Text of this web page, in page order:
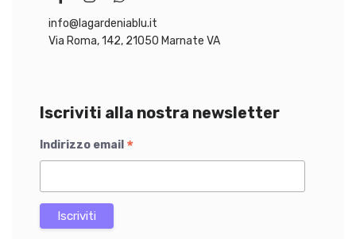
info@lagardeniablu.it
Via Roma, 142, 21050 Marnate VA
Iscriviti alla nostra newsletter
Indirizzo email *